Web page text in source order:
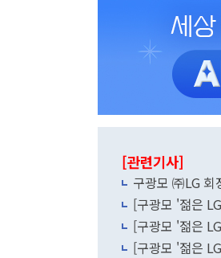
[관련기사]
구광모 ㈜LG
[구광모 '젊은
[구광모 '젊은
[구광모 '젊은